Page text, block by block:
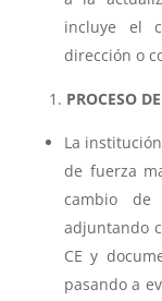
incluye el
dirección o
PROCESO
La
de fuerza
cambio de
adjuntando
CE y
pasando a